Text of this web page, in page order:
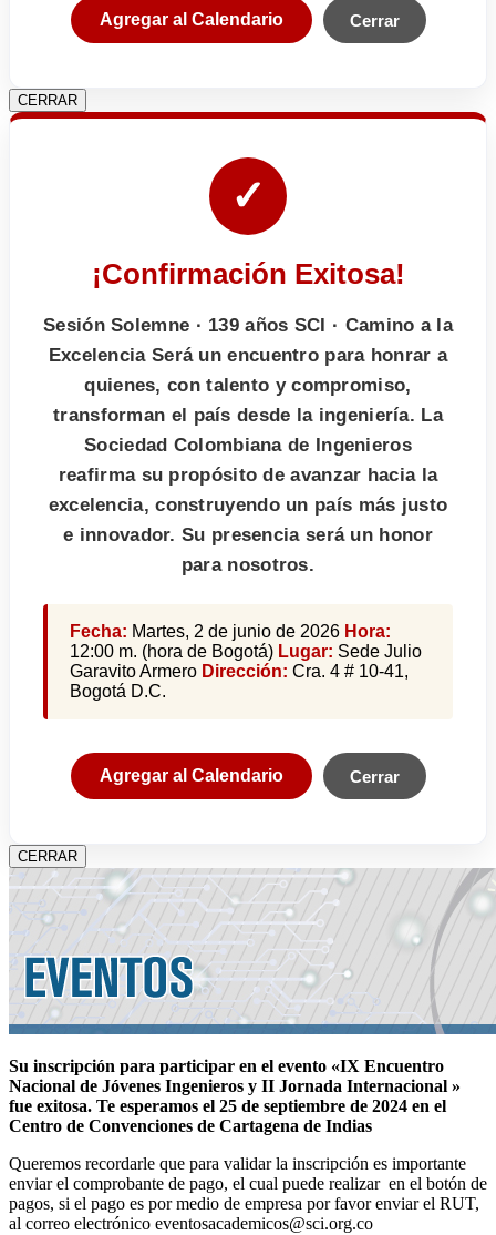
Agregar al Calendario Cerrar
CERRAR
✓
¡Confirmación Exitosa!
Sesión Solemne · 139 años SCI · Camino a la
Excelencia Será un encuentro para honrar a
quienes, con talento y compromiso,
transforman el país desde la ingeniería. La
Sociedad Colombiana de Ingenieros
reafirma su propósito de avanzar hacia la
excelencia, construyendo un país más justo
e innovador. Su presencia será un honor
para nosotros.
Fecha: Martes, 2 de junio de 2026 Hora:
12:00 m. (hora de Bogotá) Lugar: Sede Julio
Garavito Armero Dirección: Cra. 4 # 10-41,
Bogotá D.C.
Agregar al Calendario Cerrar
CERRAR
Su inscripción para participar en el evento «IX Encuentro
Nacional de Jóvenes Ingenieros y II Jornada Internacional »
fue exitosa. Te esperamos el 25 de septiembre de 2024 en el
Centro de Convenciones de Cartagena de Indias
Queremos recordarle que para validar la inscripción es importante
enviar el comprobante de pago, el cual puede realizar en el botón de
pagos, si el pago es por medio de empresa por favor enviar el RUT,
al correo electrónico eventosacademicos@sci.org.co